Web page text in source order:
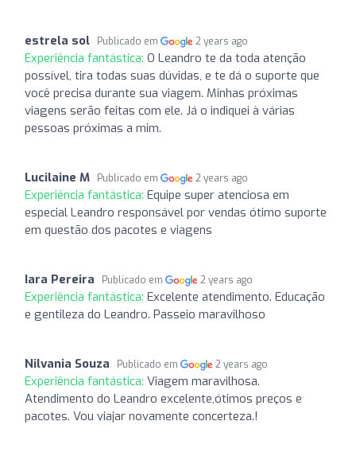
estrela sol Publicado em 2 years ago
Experiência fantástica: O Leandro te da toda atenção
possível, tira todas suas dúvidas, e te dá o suporte que
você precisa durante sua viagem. Minhas próximas
viagens serão feitas com ele. Já o indiquei à várias
pessoas próximas a mim.
Lucilaine M Publicado em 2 years ago
Experiência fantástica: Equipe super atenciosa em
especial Leandro responsável por vendas ótimo suporte
em questão dos pacotes e viagens
Iara Pereira Publicado em 2 years ago
Experiência fantástica: Excelente atendimento. Educação
e gentileza do Leandro. Passeio maravilhoso
Nilvania Souza Publicado em 2 years ago
Experiência fantástica: Viagem maravilhosa.
Atendimento do Leandro excelente,ótimos preços e
pacotes. Vou viajar novamente concerteza.!